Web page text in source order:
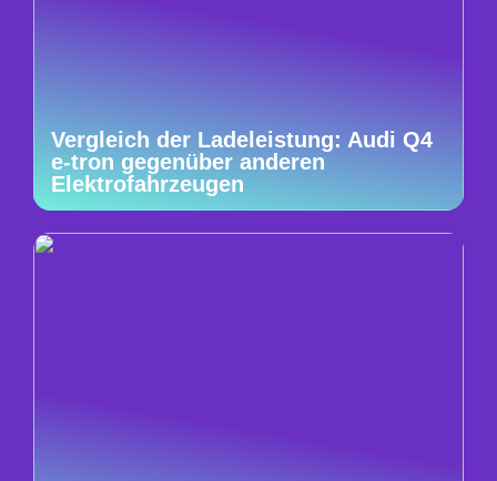
Vergleich der Ladeleistung: Audi Q4
e-tron gegenüber anderen
Elektrofahrzeugen